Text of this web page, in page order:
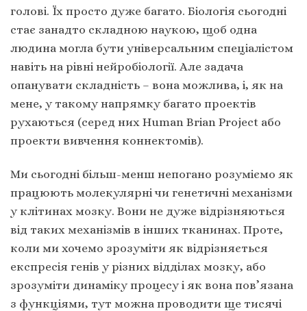
голові. Їх просто дуже багато. Біологія сьогодні
стає занадто складною наукою, щоб одна
людина могла бути універсальним спеціалістом
навіть на рівні нейробіології. Але задача
опанувати складність – вона можлива, і, як на
мене, у такому напрямку багато проектів
рухаються (серед них Human Brian Project або
проекти вивчення коннектомів).
Ми сьогодні більш-менш непогано розуміємо як
працюють молекулярні чи генетичні механізми
у клітинах мозку. Вони не дуже відрізняються
від таких механізмів в інших тканинах. Проте,
коли ми хочемо зрозуміти як відрізняється
експресія генів у різних відділах мозку, або
зрозуміти динаміку процесу і як вона пов’язана
з функціями, тут можна проводити ще тисячі